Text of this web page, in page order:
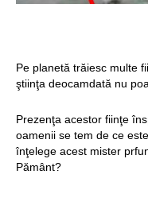
Gobelki
Pe planetă trăiesc multe
ştiinţa deocamdată nu
Prezenţa acestor fiinţe
oamenii se tem de ce
înţelege acest mister
Pământ?